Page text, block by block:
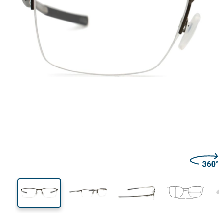
33 mm
Largeur des verres
54 mm
Largeur des verres
Largeur
des verres